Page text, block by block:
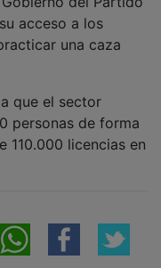
acceso a los
una caza
personas de forma
licencias en